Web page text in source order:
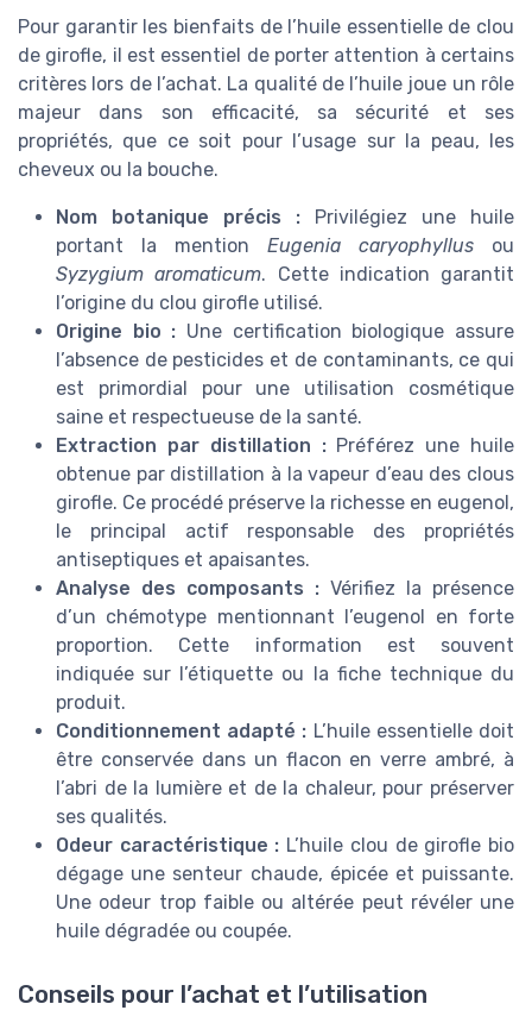
Pour garantir les bienfaits de l’huile essentielle de clou
de girofle, il est essentiel de porter attention à certains
critères lors de l’achat. La qualité de l’huile joue un rôle
majeur dans son efficacité, sa sécurité et ses
propriétés, que ce soit pour l’usage sur la peau, les
cheveux ou la bouche.
Nom botanique précis : Privilégiez une huile
portant la mention Eugenia caryophyllus ou
Syzygium aromaticum. Cette indication garantit
l’origine du clou girofle utilisé.
Origine bio : Une certification biologique assure
l’absence de pesticides et de contaminants, ce qui
est primordial pour une utilisation cosmétique
saine et respectueuse de la santé.
Extraction par distillation :Préférez une huile
obtenue par distillation à la vapeur d’eau des clous
girofle. Ce procédé préserve la richesse en eugenol,
le principal actif responsable des propriétés
antiseptiques et apaisantes.
Analyse des composants : Vérifiez la présence
d’un chémotype mentionnant l’eugenol en forte
proportion. Cette information est souvent
indiquée sur l’étiquette ou la fiche technique du
produit.
Conditionnement adapté : L’huile essentielle doit
être conservée dans un flacon en verre ambré, à
l’abri de la lumière et de la chaleur, pour préserver
ses qualités.
Odeur caractéristique : L’huile clou de girofle bio
dégage une senteur chaude, épicée et puissante.
Une odeur trop faible ou altérée peut révéler une
huile dégradée ou coupée.
Conseils pour l’achat et l’utilisation